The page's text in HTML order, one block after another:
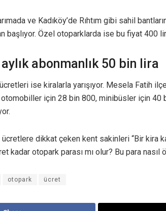
ve Kadıköy’de Rıhtım gibi sahil
başlıyor. Özel otoparklarda ise bu fiyat 400
abonmanlık 50 bin lira
ise kiralarla yarışıyor. Mesela Fatih
otomobiller için 28 bin 800, minibüsler için 40
dikkat çeken kent sakinleri “Bir kira
kadar otopark parası mı olur? Bu para
otopark ücret